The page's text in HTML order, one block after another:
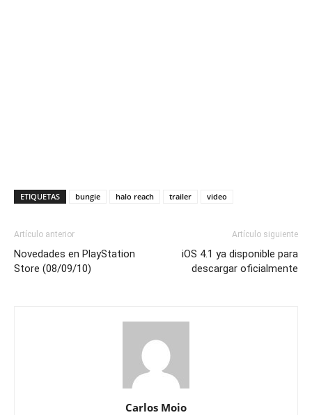
ETIQUETAS bungie halo reach trailer video
Artículo anterior
Novedades en PlayStation
Store (08/09/10)
Artículo siguiente
iOS 4.1 ya disponible para
descargar oficialmente
Carlos Moio